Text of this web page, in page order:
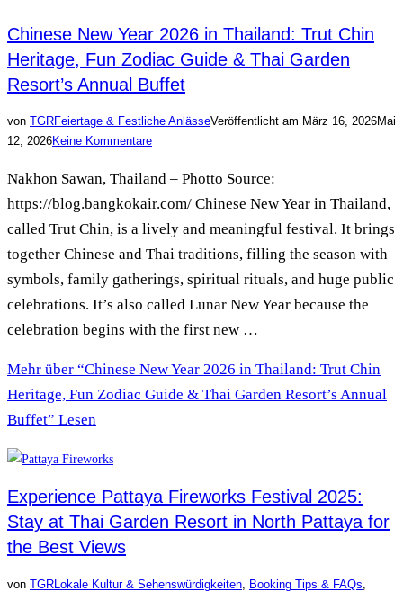
Chinese New Year 2026 in Thailand: Trut Chin
Heritage, Fun Zodiac Guide & Thai Garden
Resort’s Annual Buffet
von TGRFeiertage & Festliche AnlässeVeröffentlicht am März 16, 2026Mai
12, 2026Keine Kommentare
Nakhon Sawan, Thailand – Photto Source:
https://blog.bangkokair.com/ Chinese New Year in Thailand,
called Trut Chin, is a lively and meaningful festival. It brings
together Chinese and Thai traditions, filling the season with
symbols, family gatherings, spiritual rituals, and huge public
celebrations. It’s also called Lunar New Year because the
celebration begins with the first new …
Mehr über “Chinese New Year 2026 in Thailand: Trut Chin
Heritage, Fun Zodiac Guide & Thai Garden Resort’s Annual
Buffet” Lesen
Experience Pattaya Fireworks Festival 2025:
Stay at Thai Garden Resort in North Pattaya for
the Best Views
von TGRLokale Kultur & Sehenswürdigkeiten, Booking Tips & FAQs,